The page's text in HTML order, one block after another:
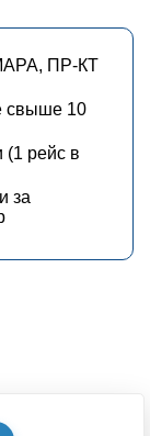
ПР-КТ
свыше 10
(1 рейс в
за